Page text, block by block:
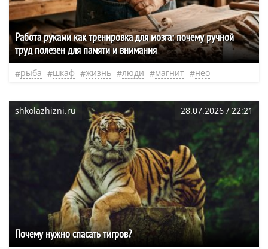
Работа руками как тренировка для мозга: почему ручной
труд полезен для памяти и внимания
рыба шкаф жизнь люди магнит нео
shkolazhizni.ru 28.07.2026 / 22:21
Почему нужно спасать тигров?